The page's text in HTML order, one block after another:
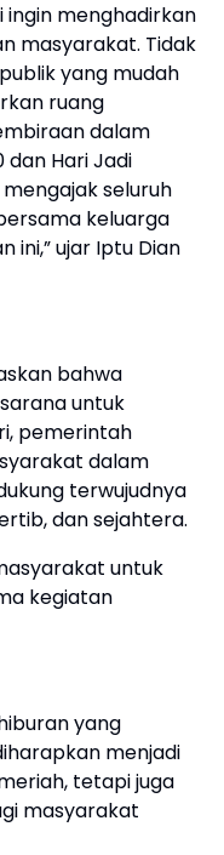
ingin menghadirkan
masyarakat. Tidak
yang mudah
ruang
dalam
Hari Jadi
seluruh
keluarga
ini,” ujar Iptu Dian
bahwa
untuk
pemerintah
dalam
terwujudnya
dan sejahtera.
untuk
kegiatan
yang
menjadi
tetapi juga
masyarakat